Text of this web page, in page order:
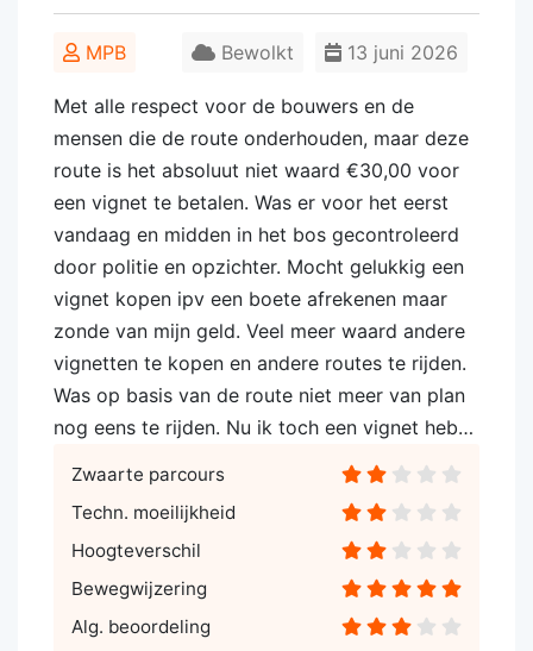
MPB 13 juni 2026
Bewolkt
Met alle respect voor de bouwers en de
mensen die de route onderhouden, maar deze
route is het absoluut niet waard €30,00 voor
een vignet te betalen. Was er voor het eerst
vandaag en midden in het bos gecontroleerd
door politie en opzichter. Mocht gelukkig een
vignet kopen ipv een boete afrekenen maar
zonde van mijn geld. Veel meer waard andere
vignetten te kopen en andere routes te rijden.
Was op basis van de route niet meer van plan
nog eens te rijden. Nu ik toch een vignet heb…
Zwaarte parcours
Techn. moeilijkheid
Hoogteverschil
Bewegwijzering
Alg. beoordeling